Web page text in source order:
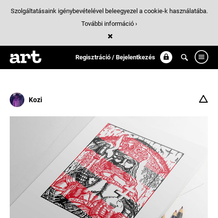
Regisztráció / Bejelentkezés
Találatok/ 1:
king
Kozi
Szolgáltatásaink igénybevételével beleegyezel a cookie-k használatába.
További információ ›